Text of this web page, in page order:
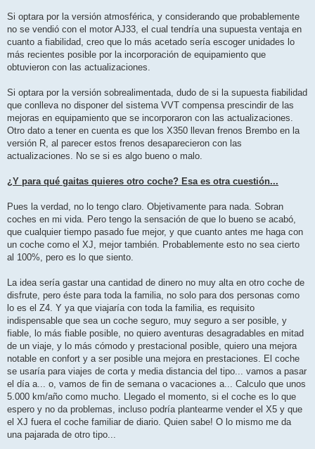
Si optara por la versión atmosférica, y considerando que probablemente
no se vendió con el motor AJ33, el cual tendría una supuesta ventaja en
cuanto a fiabilidad, creo que lo más acetado sería escoger unidades lo
más recientes posible por la incorporación de equipamiento que
obtuvieron con las actualizaciones.
Si optara por la versión sobrealimentada, dudo de si la supuesta fiabilidad
que conlleva no disponer del sistema VVT compensa prescindir de las
mejoras en equipamiento que se incorporaron con las actualizaciones.
Otro dato a tener en cuenta es que los X350 llevan frenos Brembo en la
versión R, al parecer estos frenos desaparecieron con las
actualizaciones. No se si es algo bueno o malo.
¿Y para qué gaitas quieres otro coche? Esa es otra cuestión...
Pues la verdad, no lo tengo claro. Objetivamente para nada. Sobran
coches en mi vida. Pero tengo la sensación de que lo bueno se acabó,
que cualquier tiempo pasado fue mejor, y que cuanto antes me haga con
un coche como el XJ, mejor también. Probablemente esto no sea cierto
al 100%, pero es lo que siento.
La idea sería gastar una cantidad de dinero no muy alta en otro coche de
disfrute, pero éste para toda la familia, no solo para dos personas como
lo es el Z4. Y ya que viajaría con toda la familia, es requisito
indispensable que sea un coche seguro, muy seguro a ser posible, y
fiable, lo más fiable posible, no quiero aventuras desagradables en mitad
de un viaje, y lo más cómodo y prestacional posible, quiero una mejora
notable en confort y a ser posible una mejora en prestaciones. El coche
se usaría para viajes de corta y media distancia del tipo... vamos a pasar
el día a... o, vamos de fin de semana o vacaciones a... Calculo que unos
5.000 km/año como mucho. Llegado el momento, si el coche es lo que
espero y no da problemas, incluso podría plantearme vender el X5 y que
el XJ fuera el coche familiar de diario. Quien sabe! O lo mismo me da
una pajarada de otro tipo...